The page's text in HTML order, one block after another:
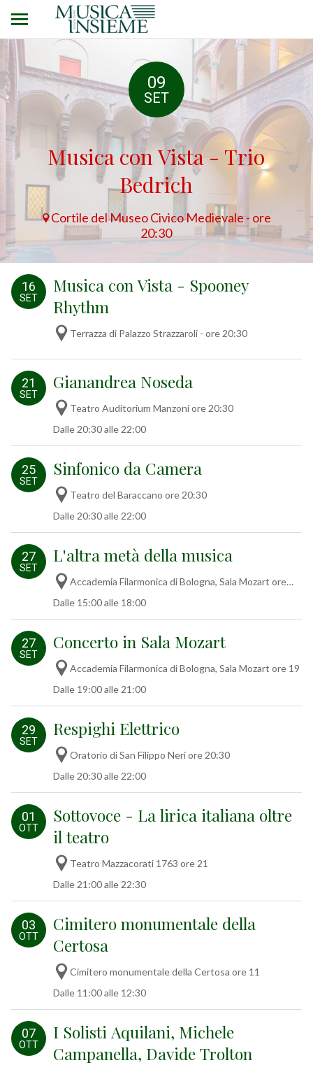
09
SET
Musica con Vista - Trio
Bedrich
Cortile del Museo Civico Medievale - ore
20:30
16
SET
Musica con Vista - Spooney
Rhythm
Terrazza di Palazzo Strazzaroli - ore 20:30
21
SET
Gianandrea Noseda
Teatro Auditorium Manzoni ore 20:30
Dalle 20:30 alle 22:00
25
SET
Sinfonico da Camera
Teatro del Baraccano ore 20:30
Dalle 20:30 alle 22:00
27
SET
L'altra metà della musica
Accademia Filarmonica di Bologna, Sala Mozart ore
Dalle 15:00 alle 18:00
27
SET
Concerto in Sala Mozart
Accademia Filarmonica di Bologna, Sala Mozart ore 19
Dalle 19:00 alle 21:00
29
SET
Respighi Elettrico
Oratorio di San Filippo Neri ore 20:30
Dalle 20:30 alle 22:00
01
OTT
Sottovoce - La lirica italiana oltre
il teatro
Teatro Mazzacorati 1763 ore 21
Dalle 21:00 alle 22:30
03
OTT
Cimitero monumentale della
Certosa
Cimitero monumentale della Certosa ore 11
Dalle 11:00 alle 12:30
07
OTT
I Solisti Aquilani, Michele
Campanella, Davide Trolton